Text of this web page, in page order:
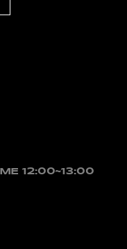
12:00~13:00